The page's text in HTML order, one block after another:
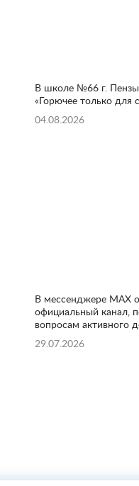
В школе №66 г. Пензы
«Горючее только для
04.08.2026
В мессенджере MAX
официальный канал,
вопросам активного
29.07.2026